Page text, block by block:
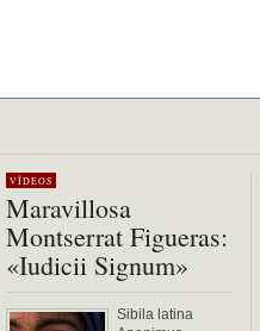
VÍDEOS
Maravillosa
Montserrat Figueras:
«Iudicii Signum»
Sibila latina